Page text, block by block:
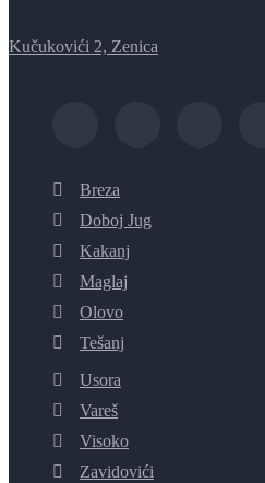
Kučukovići 2, Zenica
Breza
Doboj Jug
Kakanj
Maglaj
Olovo
Tešanj
Usora
Vareš
Visoko
Zavidovići